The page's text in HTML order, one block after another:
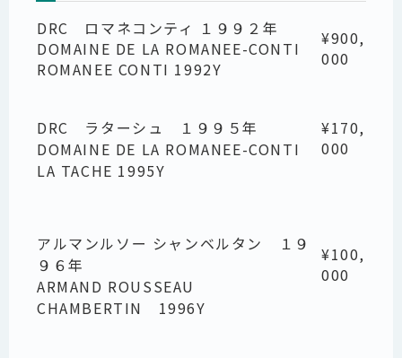
DRC ロマネコンティ １９９２年
DOMAINE DE LA ROMANEE-CONTI
ROMANEE CONTI 1992Y
¥900,
000
DRC ラターシュ １９９５年
DOMAINE DE LA ROMANEE-CONTI
LA TACHE 1995Y
¥170,
000
アルマンルソー シャンベルタン １９
９６年
ARMAND ROUSSEAU
CHAMBERTIN 1996Y
¥100,
000